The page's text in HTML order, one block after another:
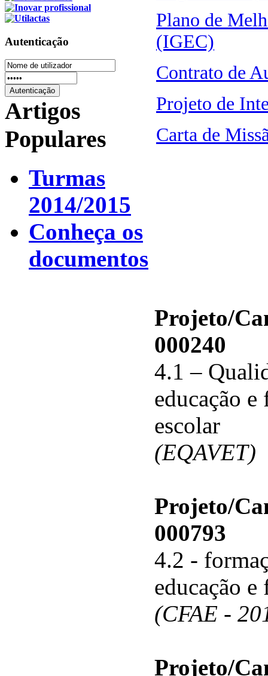
Plano de
(IGEC)
Contrato de
Projeto de
Carta de
Projeto/
000240
4.1 –
educação e
escolar
(EQAVET)
Projeto/
000793
4.2 -
educação e
(CFAE -
Projeto/
Autenticação
Artigos
Populares
Turmas
2014/2015
Conheça os
documentos